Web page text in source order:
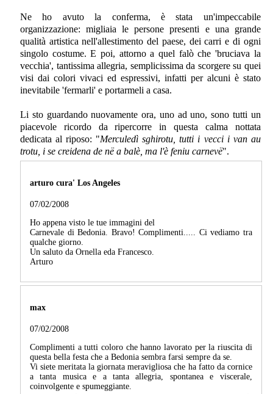
Ne ho avuto la conferma, è stata un'impeccabile
organizzazione: migliaia le persone presenti e una grande
qualità artistica nell'allestimento del paese, dei carri e di ogni
singolo costume. E poi, attorno a quel falò che 'bruciava la
vecchia', tantissima allegria, semplicissima da scorgere su quei
visi dai colori vivaci ed espressivi, infatti per alcuni è stato
inevitabile 'fermarli' e portarmeli a casa.
Li sto guardando nuovamente ora, uno ad uno, sono tutti un
piacevole ricordo da ripercorre in questa calma nottata
dedicata al riposo: "Merculedì sghirotu, tutti i vecci i van au
trotu, i se creidena de në a balè, ma l'è feniu carnevë".
arturo cura' Los Angeles
07/02/2008
Ho appena visto le tue immagini del
Carnevale di Bedonia. Bravo! Complimenti..... Ci vediamo tra
qualche giorno.
Un saluto da Ornella eda Francesco.
Arturo
max
07/02/2008
Complimenti a tutti coloro che hanno lavorato per la riuscita di
questa bella festa che a Bedonia sembra farsi sempre da se.
Vi siete meritata la giornata meravigliosa che ha fatto da cornice
a tanta musica e a tanta allegria, spontanea e viscerale,
coinvolgente e spumeggiante.